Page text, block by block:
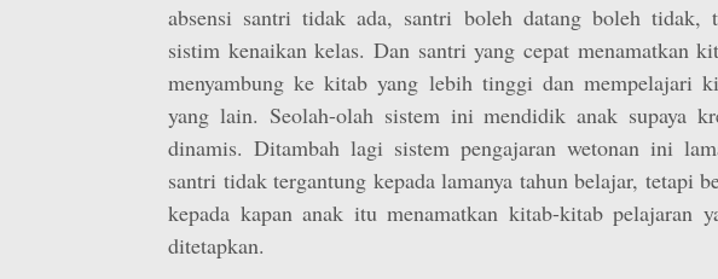
absensi santri tidak ada, santri boleh datang boleh tidak,
sistim kenaikan kelas. Dan santri yang cepat menamatkan
menyambung ke kitab yang lebih tinggi dan mempelajari
yang lain. Seolah-olah sistem ini mendidik anak supaya
dinamis. Ditambah lagi sistem pengajaran wetonan ini
santri tidak tergantung kepada lamanya tahun belajar, tetapi
kepada kapan anak itu menamatkan kitab-kitab pelajaran
ditetapkan.